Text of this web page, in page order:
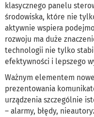
klasycznego panelu
środowiska, które nie
aktywnie wspiera
rozwoju ma duże
technologii nie tylko
efektywności i lepszego
Ważnym elementem
prezentowania
urządzenia szczególnie
– alarmy, błędy,